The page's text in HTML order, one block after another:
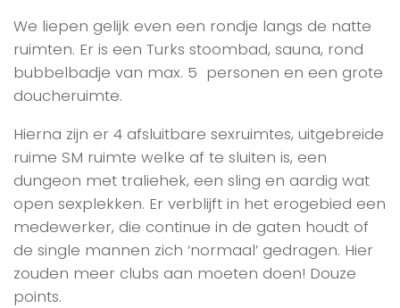
We liepen gelijk even een rondje langs de natte
ruimten. Er is een Turks stoombad, sauna, rond
bubbelbadje van max. 5 personen en een grote
doucheruimte.
Hierna zijn er 4 afsluitbare sexruimtes, uitgebreide
ruime SM ruimte welke af te sluiten is, een
dungeon met traliehek, een sling en aardig wat
open sexplekken. Er verblijft in het erogebied een
medewerker, die continue in de gaten houdt of
de single mannen zich ‘normaal’ gedragen. Hier
zouden meer clubs aan moeten doen! Douze
points.